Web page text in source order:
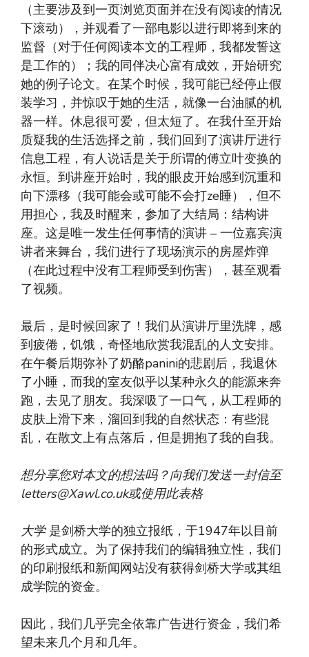
（主要涉及到一页浏览页面并在没有阅读的情况
下滚动），并观看了一部电影以进行即将到来的
监督（对于任何阅读本文的工程师，我都发誓这
是工作的）；我的同伴决心富有成效，开始研究
她的例子论文。在某个时候，我可能已经停止假
装学习，并惊叹于她的生活，就像一台油腻的机
器一样。休息很可爱，但太短了。在我什至开始
质疑我的生活选择之前，我们回到了演讲厅进行
信息工程，有人说话是关于所谓的傅立叶变换的
永恒。到讲座开始时，我的眼皮开始感到沉重和
向下漂移（我可能会或可能不会打ze睡），但不
用担心，我及时醒来，参加了大结局：结构讲
座。这是唯一发生任何事情的演讲 – 一位嘉宾演
讲者来舞台，我们进行了现场演示的房屋炸弹
（在此过程中没有工程师受到伤害），甚至观看
了视频。
最后，是时候回家了！我们从演讲厅里洗牌，感
到疲倦，饥饿，奇怪地欣赏我混乱的人文安排。
在午餐后期弥补了奶酪panini的悲剧后，我退休
了小睡，而我的室友似乎以某种永久的能源来奔
跑，去见了朋友。我深吸了一口气，从工程师的
皮肤上滑下来，溜回到我的自然状态：有些混
乱，在散文上有点落后，但是拥抱了我的自我。
想分享您对本文的想法吗？向我们发送一封信至
letters@Xawl.co.uk或使用此表格
大学是剑桥大学的独立报纸，于1947年以目前
的形式成立。为了保持我们的编辑独立性，我们
的印刷报纸和新闻网站没有获得剑桥大学或其组
成学院的资金。
因此，我们几乎完全依靠广告进行资金，我们希
望未来几个月和几年。